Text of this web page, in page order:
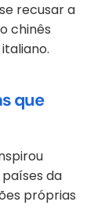
recusar a
chinês
que
da
próprias